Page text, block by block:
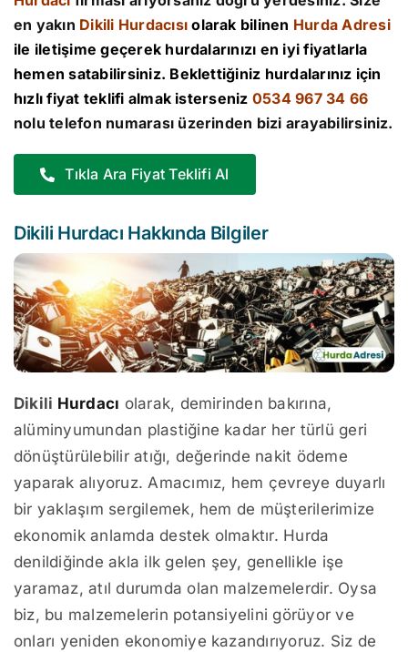
en yakın Dikili Hurdacısı olarak bilinen Hurda Adresi
ile iletişime geçerek hurdalarınızı en iyi fiyatlarla
hemen satabilirsiniz. Beklettiğiniz hurdalarınız için
hızlı fiyat teklifi almak isterseniz 0534 967 34 66
nolu telefon numarası üzerinden bizi arayabilirsiniz.
Tıkla Ara Fiyat Teklifi Al
Dikili Hurdacı Hakkında Bilgiler
Dikili Hurdacı olarak, demirinden bakırına,
alüminyumundan plastiğine kadar her türlü geri
dönüştürülebilir atığı, değerinde nakit ödeme
yaparak alıyoruz. Amacımız, hem çevreye duyarlı
bir yaklaşım sergilemek, hem de müşterilerimize
ekonomik anlamda destek olmaktır. Hurda
denildiğinde akla ilk gelen şey, genellikle işe
yaramaz, atıl durumda olan malzemelerdir. Oysa
biz, bu malzemelerin potansiyelini görüyor ve
onları yeniden ekonomiye kazandırıyoruz. Siz de